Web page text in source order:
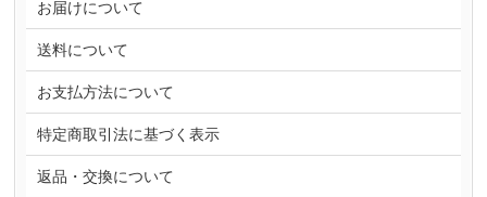
お届けについて
送料について
お支払方法について
特定商取引法に基づく表示
返品・交換について